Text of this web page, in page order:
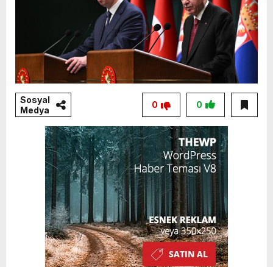
Sosyal
Medya
0
0